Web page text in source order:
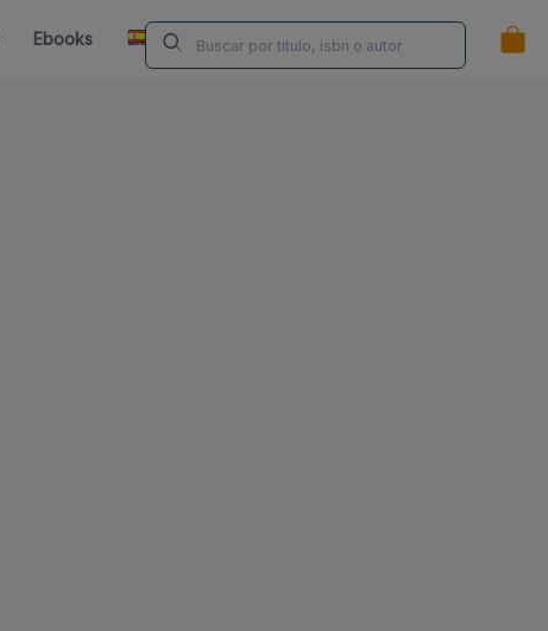
Ebooks Librerías Contacta ¿Eres Autor/a?
ES